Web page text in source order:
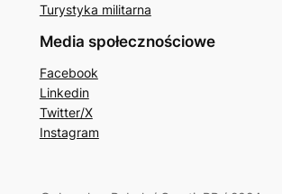
Turystyka militarna
Media społecznościowe
Facebook
Linkedin
Twitter/X
Instagram